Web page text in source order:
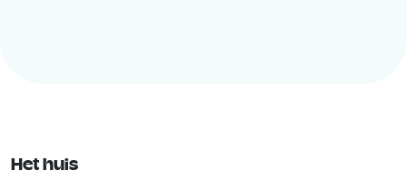
Het huis